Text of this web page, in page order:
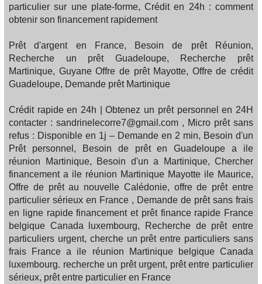
particulier sur une plate-forme, Crédit en 24h : comment
obtenir son financement rapidement
Prêt d'argent en France, Besoin de prêt Réunion,
Recherche un prêt Guadeloupe, Recherche prêt
Martinique, Guyane Offre de prêt Mayotte, Offre de crédit
Guadeloupe, Demande prêt Martinique
Crédit rapide en 24h | Obtenez un prêt personnel en 24H
contacter : sandrinelecorre7@gmail.com , Micro prêt sans
refus : Disponible en 1j – Demande en 2 min, Besoin d'un
Prêt personnel, Besoin de prêt en Guadeloupe a ile
réunion Martinique, Besoin d'un a Martinique, Chercher
financement a ile réunion Martinique Mayotte ile Maurice,
Offre de prêt au nouvelle Calédonie, offre de prêt entre
particulier sérieux en France , Demande de prêt sans frais
en ligne rapide financement et prêt finance rapide France
belgique Canada luxembourg, Recherche de prêt entre
particuliers urgent, cherche un prêt entre particuliers sans
frais France a ile réunion Martinique belgique Canada
luxembourg. recherche un prêt urgent, prêt entre particulier
sérieux, prêt entre particulier en France